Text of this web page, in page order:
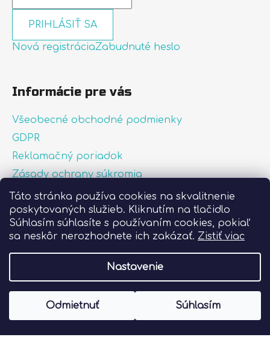
Táto stránka používa cookies na skvalitnenie
poskytovaných služieb. Kliknutím na tlačidlo
Súhlasím súhlasíte s používaním cookies, pokiaľ
sa neskôr nerozhodnete ich zakázať. Zistiť viac
Nastavenie
Odmietnuť Súhlasím
PRIHLÁSIŤ SA
Nová registráciaZabudnuté heslo
Informácie pre vás
Všeobecné obchodné podmienky
GDPR
Reklamačný poriadok
Zásady ochrany súkromia
Zásady používania súborov cookies
O nás
FAQ
Vytvoril Shoptet
Copyright 2026
. Všetky práva
vyhradené.Upraviť nastavenie cookies